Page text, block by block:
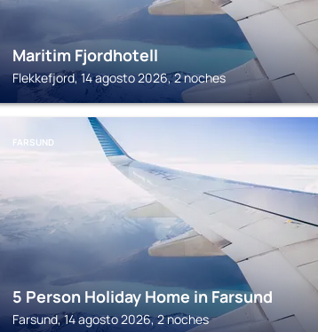
Maritim Fjordhotell
Flekkefjord, 14 agosto 2026, 2 noches
FARSUND
5 Person Holiday Home in Farsund
Farsund, 14 agosto 2026, 2 noches